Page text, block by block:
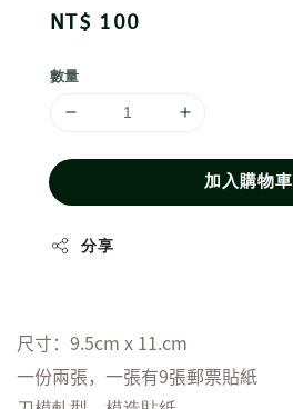
Regular
NT$ 100
數量
加入購物車
分享
尺寸：9.5cm x 11.cm
一份兩張，一張有9張郵票貼紙